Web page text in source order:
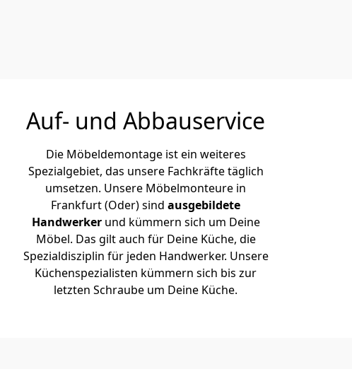
Auf- und Abbauservice
Die Möbeldemontage ist ein weiteres
Spezialgebiet, das unsere Fachkräfte täglich
umsetzen. Unsere Möbelmonteure in
Frankfurt (Oder) sind ausgebildete
Handwerker und kümmern sich um Deine
Möbel. Das gilt auch für Deine Küche, die
Spezialdisziplin für jeden Handwerker. Unsere
Küchenspezialisten kümmern sich bis zur
letzten Schraube um Deine Küche.